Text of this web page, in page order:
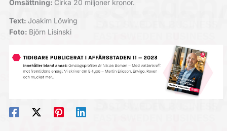
Omsättning: Cirka 20 miljoner kronor.
Text: Joakim Löwing
Foto: Björn Lisinski